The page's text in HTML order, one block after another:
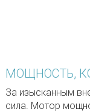
МОЩНОСТЬ,
За изысканным
сила. Мотор